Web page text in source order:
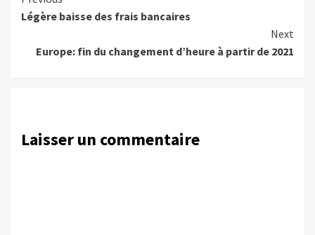
Reading
Légère baisse des frais bancaires
Next
Europe: fin du changement d’heure à partir de 2021
Laisser un commentaire